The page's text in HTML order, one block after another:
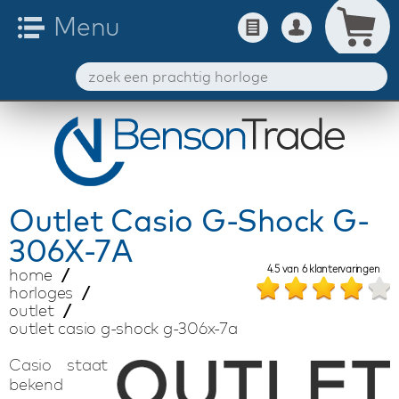
OutletCasio G-Shock G-
306X-7A
home
horloges
outlet
outlet casio g-shock g-306x-7a
4.5van 6klantervaringen
Casio staat
bekend